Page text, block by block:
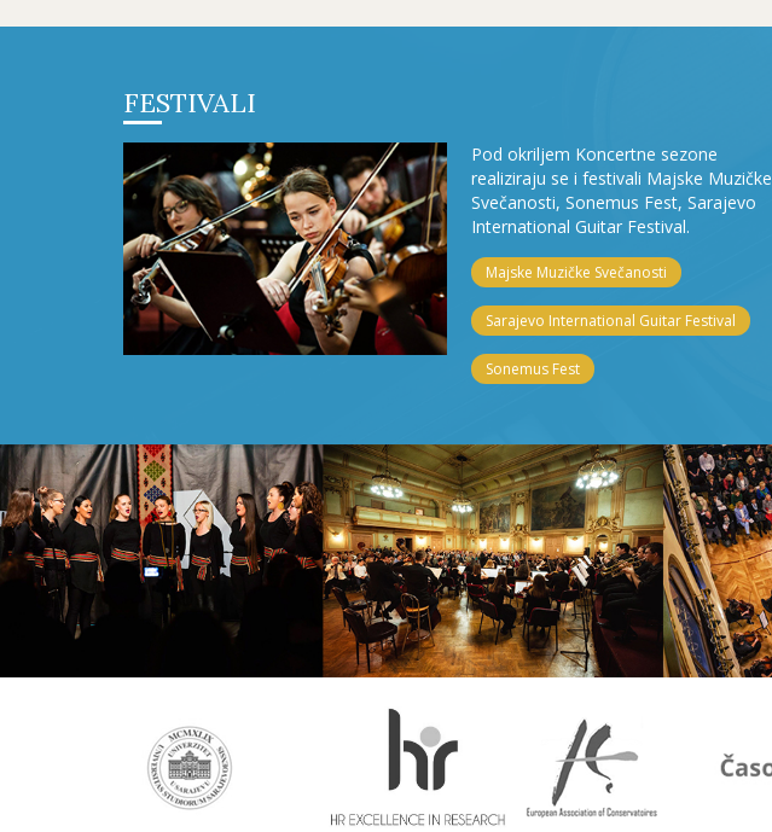
FESTIVALI
Pod okriljem Koncertne sezone
realiziraju se i festivali Majske Muzičke
Svečanosti, Sonemus Fest, Sarajevo
International Guitar Festival.
Majske Muzičke Svečanosti
Sarajevo International Guitar Festival
Sonemus Fest